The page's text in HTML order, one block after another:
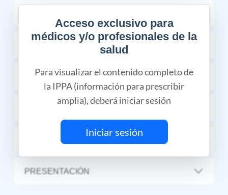
Acceso exclusivo para
médicos y/o profesionales de la
salud
Para visualizar el contenido completo de
la IPPA (información para prescribir
amplia), deberá iniciar sesión
Iniciar sesión
INDICACIONES TERAPÉUTICAS
CONTRAINDICACIONES
REACCIONES ADVERSAS
DOSIS Y VÍA DE ADMINISTRACIÓN
PRESENTACIÓN